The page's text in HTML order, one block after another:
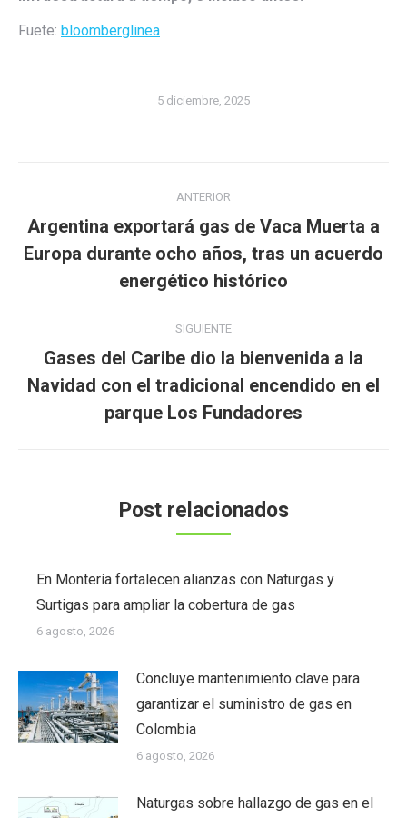
Fuete: bloomberglinea
5 diciembre, 2025
entre
publicaciones
ANTERIOR
Publicación
anterior:
Argentina exportará gas de Vaca Muerta a
Europa durante ocho años, tras un acuerdo
energético histórico
SIGUIENTE
Publicación
siguiente:
Gases del Caribe dio la bienvenida a la
Navidad con el tradicional encendido en el
parque Los Fundadores
Post relacionados
En Montería fortalecen alianzas con Naturgas y
Surtigas para ampliar la cobertura de gas
6 agosto, 2026
Concluye mantenimiento clave para
garantizar el suministro de gas en
Colombia
6 agosto, 2026
Naturgas sobre hallazgo de gas en el